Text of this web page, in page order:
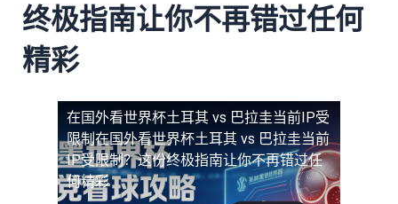
终极指南让你不再错过任何
精彩
在国外看世界杯土耳其 vs 巴拉圭当前IP受
限制在国外看世界杯土耳其 vs 巴拉圭当前
IP受限制？这份终极指南让你不再错过任
何精彩